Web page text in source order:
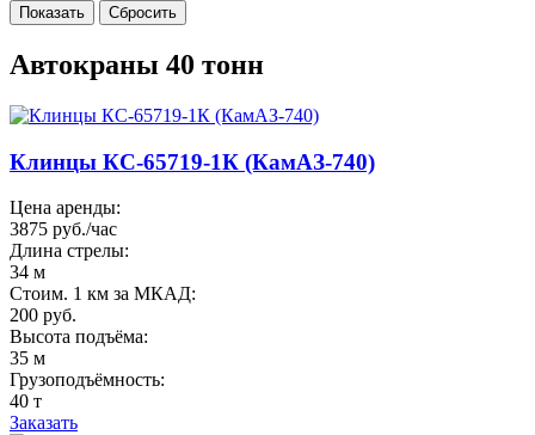
Автокраны 40 тонн
Клинцы КС-65719-1К (КамАЗ-740)
Цена аренды:
3875 руб./час
Длина стрелы:
34 м
Стоим. 1 км за МКАД:
200 руб.
Высота подъёма:
35 м
Грузоподъёмность:
40 т
Заказать